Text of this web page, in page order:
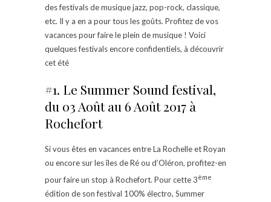
des festivals de musique jazz, pop-rock, classique,
etc. Il y a en a pour tous les goûts. Profitez de vos
vacances pour faire le plein de musique ! Voici
quelques festivals encore confidentiels, à découvrir
cet été
#1. Le Summer Sound festival,
du 03 Août au 6 Août 2017 à
Rochefort
Si vous êtes en vacances entre La Rochelle et Royan
ou encore sur les îles de Ré ou d’Oléron, profitez-en
pour faire un stop à Rochefort. Pour cette 3ème
édition de son festival 100% électro, Summer